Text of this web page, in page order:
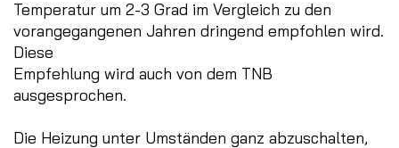
Temperatur um 2-3 Grad im Vergleich zu den
vorangegangenen Jahren dringend empfohlen wird.
Diese
Empfehlung wird auch von dem TNB
ausgesprochen.
Die Heizung unter Umständen ganz abzuschalten,